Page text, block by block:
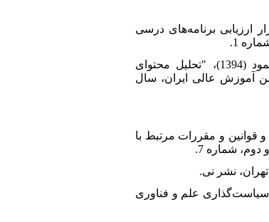
"طراحی و اعتباربخشی ابزار ارزیابی برنامه‌های درسی
1.
12. [12]فتح‌الهی، احمد؛ یمنی، محمد؛ صباغیان، زهرا؛ فراستخواه، مسعود و قاضی طباطبایی، محمود (1394)، "تحلیل محتوای
آموزش عالی ایران، سال
"بررسی اسناد بالادستی و قوانین و مقررات مرتبط با
شماره 7.
حشمت (1396)، "رهیافتی به پیامدهای سیاست‌گذاری علم و فناوری